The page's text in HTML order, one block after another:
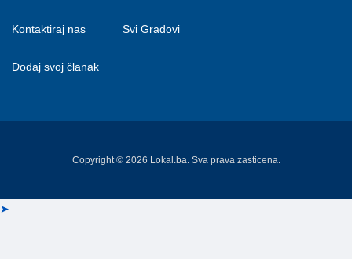
Kontaktiraj nas
Dodaj svoj članak
Svi Gradovi
Copyright © 2026 Lokal.ba. Sva prava zasticena.
➤